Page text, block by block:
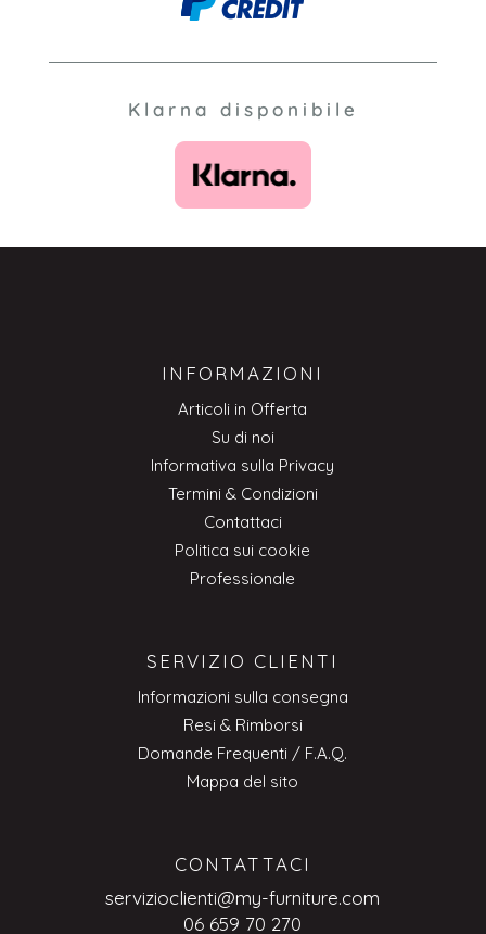
Klarna disponibile
INFORMAZIONI
Articoli in Offerta
Su di noi
Informativa sulla Privacy
Termini & Condizioni
Contattaci
Politica sui cookie
Professionale
SERVIZIO CLIENTI
Informazioni sulla consegna
Resi & Rimborsi
Domande Frequenti / F.A.Q.
Mappa del sito
CONTATTACI
servizioclienti@my-furniture.com
06 659 70 270